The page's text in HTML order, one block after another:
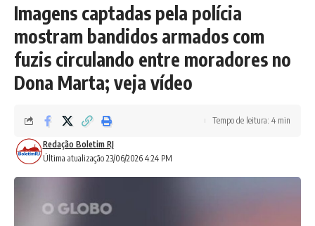
Imagens captadas pela polícia
mostram bandidos armados com
fuzis circulando entre moradores no
Dona Marta; veja vídeo
Última atualização 23/06/2026 4:24 PM
Redação Boletim RJ
Tempo de leitura: 4 min